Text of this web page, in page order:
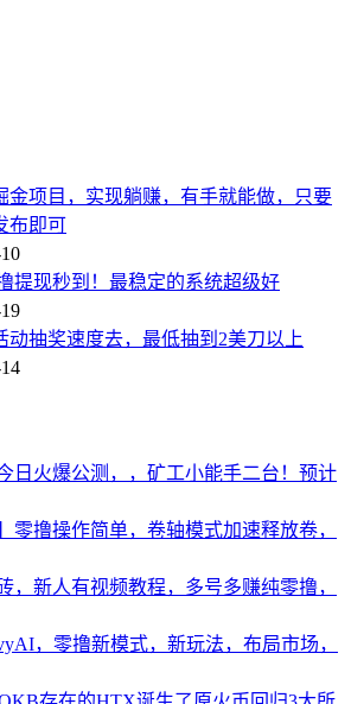
金项目，实现躺赚，有手就能做，只要
即可
提现秒到！最稳定的系统超级好
动抽奖速度去，最低抽到2美刀以上
日火爆公测，，矿工小能手二台！预计
零撸操作简单，卷轴模式加速释放卷，
，新人有视频教程，多号多赚纯零撸，
，零撸新模式，新玩法，布局市场，